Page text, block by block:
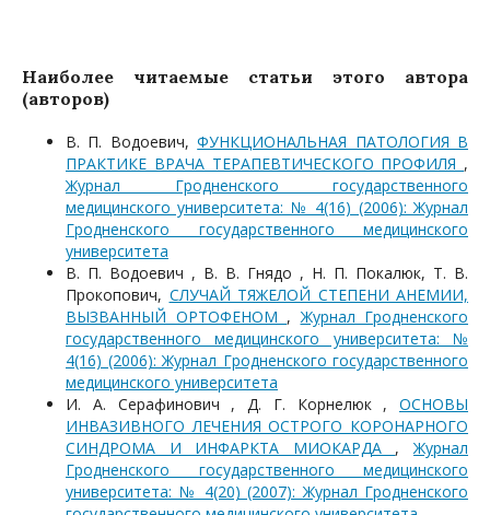
Наиболее читаемые статьи этого автора
(авторов)
В. П. Водоевич,ФУНКЦИОНАЛЬНАЯ ПАТОЛОГИЯ В
ПРАКТИКЕ ВРАЧА ТЕРАПЕВТИЧЕСКОГО ПРОФИЛЯ ,
Журнал Гродненского государственного
медицинского университета: № 4(16) (2006): Журнал
Гродненского государственного медицинского
университета
В. П. Водоевич , В. В. Гнядо , Н. П. Покалюк, Т. В.
Прокопович, СЛУЧАЙ ТЯЖЕЛОЙ СТЕПЕНИ АНЕМИИ,
ВЫЗВАННЫЙ ОРТОФЕНОМ , Журнал Гродненского
государственного медицинского университета: №
4(16) (2006): Журнал Гродненского государственного
медицинского университета
И. А. Серафинович , Д. Г. Корнелюк , ОСНОВЫ
ИНВАЗИВНОГО ЛЕЧЕНИЯ ОСТРОГО КОРОНАРНОГО
СИНДРОМА И ИНФАРКТА МИОКАРДА ,Журнал
Гродненского государственного медицинского
университета: № 4(20) (2007): Журнал Гродненского